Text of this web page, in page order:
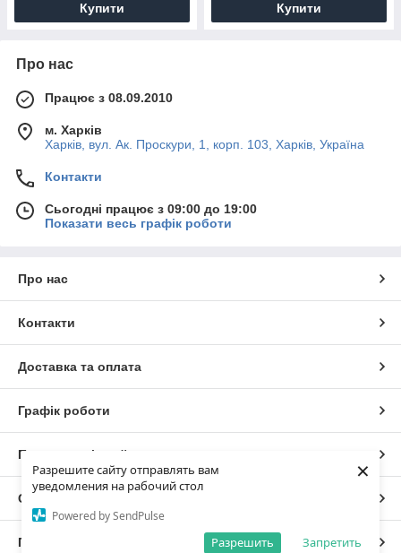
Разрешите сайту отправлять вам
уведомления на рабочий стол
Powered by SendPulse
Запретить
Разрешить
×
Купити Купити
Про нас
Працює з 08.09.2010
м. Харків
Харків, вул. Ак. Проскури, 1, корп. 103, Харків, Україна
Контакти
Сьогодні працює з 09:00 до 19:00
Показати весь графік роботи
Про нас
Контакти
Доставка та оплата
Графік роботи
Повна версія сайту
Сайт створено на маркетплейсі
Політика конфіденційності